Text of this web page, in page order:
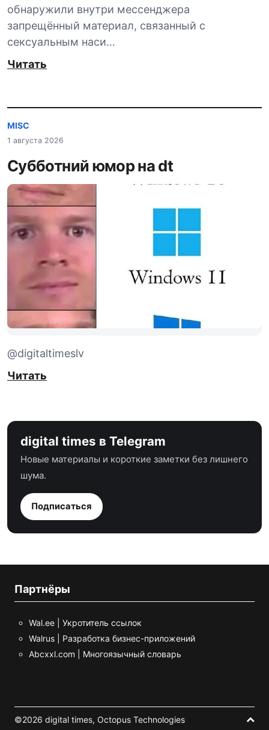
обнаружили внутри мессенджера
запрещённый материал, связанный с
сексуальным наси…
Читать
MISC
1 августа 2026
Субботний юмор на dt
@digitaltimeslv
Читать
digital times в Telegram
Новые материалы и короткие заметки без лишнего
шума.
Подписаться
Партнёры
Wal.ee | Укротитель ссылок
Walrus | Разработка бизнес-приложений
Abcxxl.com | Многоязычный словарь
©2026 digital times, Octopus Technologies